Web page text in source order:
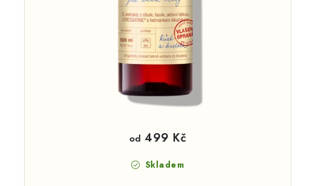
Skladem
od 499 Kč